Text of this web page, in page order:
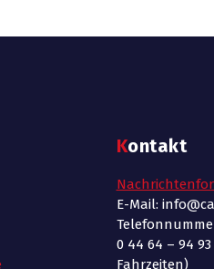
Kontakt
E-Mail:
0 44 64 – 94
Fahrzeiten)